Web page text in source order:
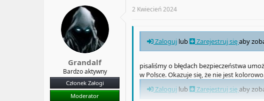
u
z
p
o
c
z
ę
t
y
i
Grandalf
Bardzo aktywny
Członek Załogi
Moderator
2 Kwiecień 2024
Zaloguj lub Zarejestruj sięaby
pisaliśmy o błędach bezpieczeństwa
w Polsce. Okazuje się, że nie jest
Zaloguj lub Zarejestruj sięaby